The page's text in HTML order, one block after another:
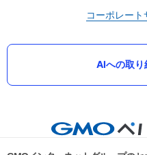
コーポレート
AIへの取り